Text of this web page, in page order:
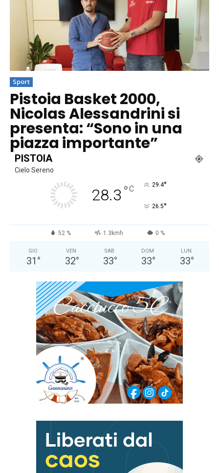
Sport
Pistoia Basket 2000,
Nicolas Alessandrini si
presenta: “Sono in una
piazza importante”
PISTOIA
Cielo Sereno
28.3 °C 29.4°
26.5°
52 % 1.3kmh 0 %
GIO
31 °
VEN
32°
SAB
33°
DOM
33°
LUN
33°